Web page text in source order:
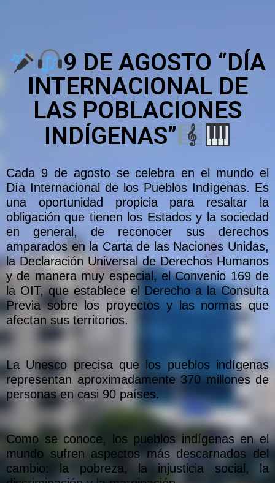
9 DE AGOSTO “DÍA
INTERNACIONAL DE
LAS POBLACIONES
INDÍGENAS”
Cada 9 de agosto se celebra en el mundo el
Día Internacional de los Pueblos Indígenas. Es
una oportunidad propicia para resaltar la
obligación que tienen los Estados y la sociedad
en general, de reconocer sus derechos
amparados en la Carta de las Naciones Unidas,
la Declaración Universal de Derechos Humanos
y de manera muy especial, el Convenio 169 de
la OIT, que establece el Derecho a la Consulta
Previa sobre los proyectos y las normas que
afectan sus territorios.
La Unesco precisa que los pueblos indígenas
representan aproximadamente 370 millones de
personas en casi 90 países.
Como se conoce, los pueblos indígenas en el
mundo sufren aspectos más descarnados del
cambio: la pobreza, la injusticia social, la